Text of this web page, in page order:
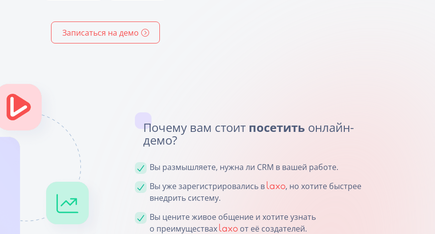
Записаться на демо
Почему вам стоит посетить онлайн-
демо?
Вы размышляете, нужна ли CRM в вашей работе.
Вы уже зарегистрировались в
, но хотите быстрее
внедрить систему.
Вы цените живое общение и хотите узнать
о преимуществах
от её создателей.